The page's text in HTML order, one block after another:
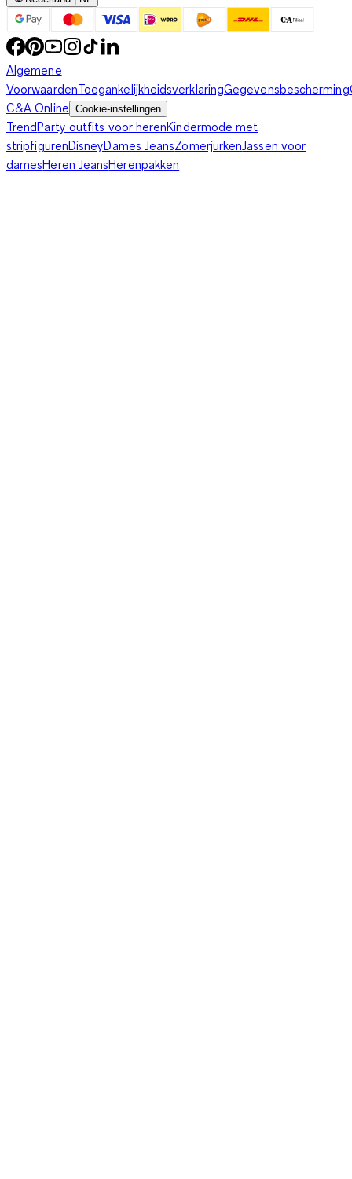
Algemene
VoorwaardenToegankelijkheidsverklaringGegevensbescherming
C&A Online Cookie-instellingen
TrendParty outfits voor herenKindermode met
stripfigurenDisneyDames JeansZomerjurkenJassen voor
damesHeren JeansHerenpakken